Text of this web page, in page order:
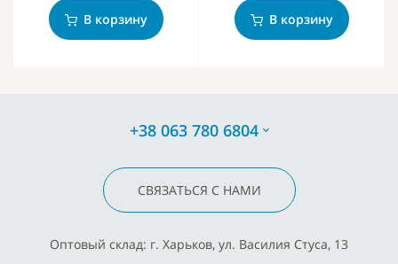
В корзину В корзину
+38 063 780 6804
СВЯЗАТЬСЯ С НАМИ
Оптовый склад: г. Харьков, ул. Василия Стуса, 13